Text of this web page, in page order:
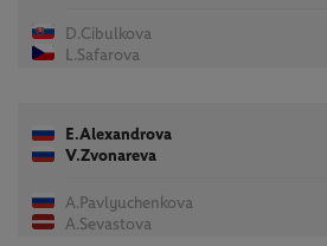
D.Cibulkova
L.Safarova
E.Alexandrova
V.Zvonareva
A.Pavlyuchenkova
A.Sevastova